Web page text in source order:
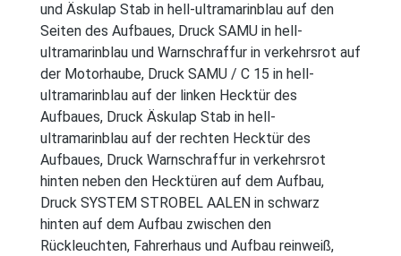
und Äskulap Stab in hell-ultramarinblau auf den
Seiten des Aufbaues, Druck SAMU in hell-
ultramarinblau und Warnschraffur in verkehrsrot auf
der Motorhaube, Druck SAMU / C 15 in hell-
ultramarinblau auf der linken Hecktür des
Aufbaues, Druck Äskulap Stab in hell-
ultramarinblau auf der rechten Hecktür des
Aufbaues, Druck Warnschraffur in verkehrsrot
hinten neben den Hecktüren auf dem Aufbau,
Druck SYSTEM STROBEL AALEN in schwarz
hinten auf dem Aufbau zwischen den
Rückleuchten, Fahrerhaus und Aufbau reinweiß,